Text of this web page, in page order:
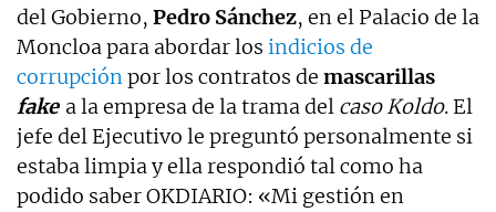
del Gobierno, Pedro Sánchez, en el Palacio de la
Moncloa para abordar los indicios de
corrupciónpor los contratos de mascarillas
fake a la empresa de la trama del caso Koldo. El
jefe del Ejecutivo le preguntó personalmente si
estaba limpia y ella respondió tal como ha
podido saber OKDIARIO: «Mi gestión en